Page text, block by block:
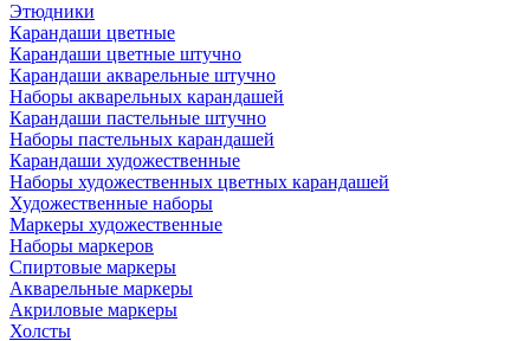
Этюдники
Карандаши цветные
Карандаши цветные штучно
Карандаши акварельные штучно
Наборы акварельных карандашей
Карандаши пастельные штучно
Наборы пастельных карандашей
Карандаши художественные
Наборы художественных цветных карандашей
Художественные наборы
Маркеры художественные
Наборы маркеров
Спиртовые маркеры
Акварельные маркеры
Акриловые маркеры
Холсты